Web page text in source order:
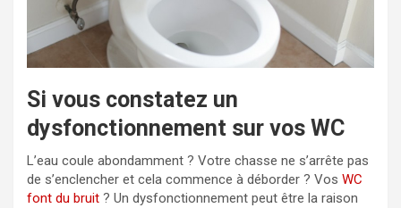
Si vous constatez un
dysfonctionnement sur vos WC
L’eau coule abondamment ? Votre chasse ne s’arrête pas
de s’enclencher et cela commence à déborder ? Vos WC
font du bruit ? Un dysfonctionnement peut être la raison